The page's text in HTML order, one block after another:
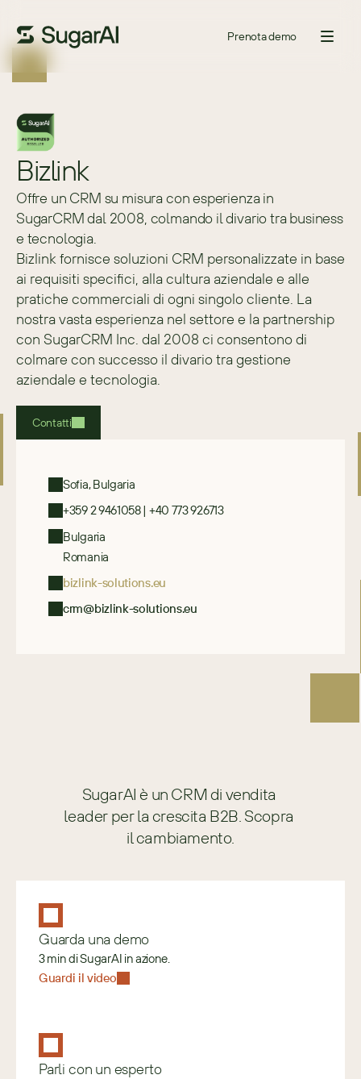
Prenota demo
Bizlink
Offre un CRM su misura con esperienza in
SugarCRM dal 2008, colmando il divario tra business
e tecnologia.
Bizlink fornisce soluzioni CRM personalizzate in base
ai requisiti specifici, alla cultura aziendale e alle
pratiche commerciali di ogni singolo cliente. La
nostra vasta esperienza nel settore e la partnership
con SugarCRM Inc. dal 2008 ci consentono di
colmare con successo il divario tra gestione
aziendale e tecnologia.
Contatti
Sofia, Bulgaria
+359 2 9461058 | +40 773 926713
Bulgaria
Romania
bizlink-solutions.eu
crm@bizlink-solutions.eu
SugarAI è un CRM di vendita
leader per la crescita B2B. Scopra
il cambiamento.
Guarda una demo
3 min di SugarAI in azione.
Guardi il video
Parli con un esperto